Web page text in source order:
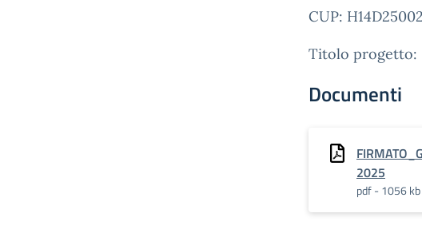
CUP:
Titolo progetto:
Documenti
2025
pdf - 1056 kb